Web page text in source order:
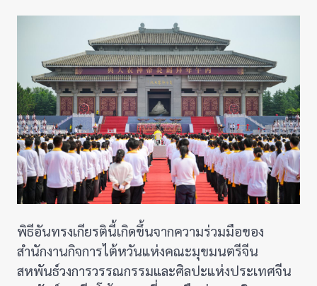
พิธีอันทรงเกียรตินี้เกิดขึ้นจากความร่วมมือของ
สำนักงานกิจการไต้หวันแห่งคณะมุขมนตรีจีน
สหพันธ์วงการวรรณกรรมและศิลปะแห่งประเทศจีน